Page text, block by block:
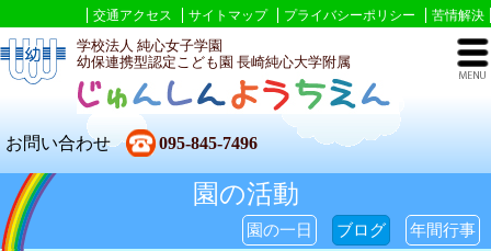
交通アクセス サイトマップ プライバシーポリシー
苦情解決
学校法人 純心女子学園
幼保連携型認定こども園 長崎純心大学附属
お問い合わせ 095-845-7496
園の活動
園の一日 ブログ
年間行事